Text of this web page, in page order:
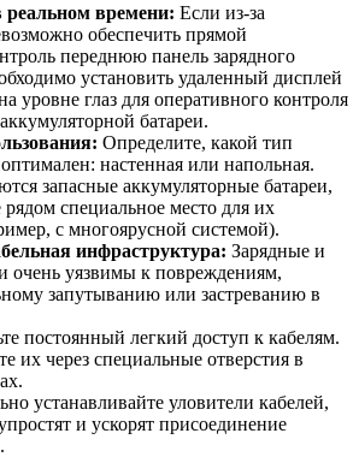
времени: Если из-за
обеспечить прямой
переднюю панель зарядного
установить удаленный дисплей
уровне глаз для оперативного контроля
батареи.
Определите, какой тип
настенная или напольная.
запасные аккумуляторные батареи,
рядом специальное место для их
с многоярусной системой).
инфраструктура: Зарядные и
очень уязвимы к повреждениям,
запутыванию или застреванию в
постоянный легкий доступ к кабелям.
их через специальные отверстия в
устанавливайте уловители кабелей,
и ускорят присоединение